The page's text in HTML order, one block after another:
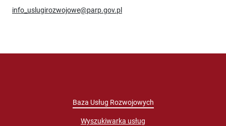
info_uslugirozwojowe@parp.gov.pl
Baza Usług Rozwojowych
Wyszukiwarka usług